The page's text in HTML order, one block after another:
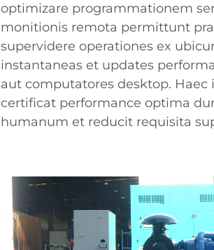
optimizare programmationem
monitionis remota permittunt
supervidere operationes ex
instantaneas et updates
aut computatores desktop. Haec
certificat performance optima
humanum et reducit requisita